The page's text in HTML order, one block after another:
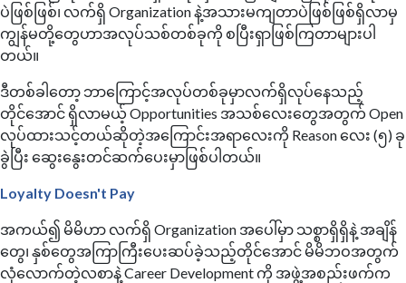
ပဲဖြစ်ဖြစ်၊ လက်ရှိ Organization နဲ့အသားမကျတာပဲဖြစ်ဖြစ်ရှိလာမှ
ကျွန်မတို့တွေဟာအလုပ်သစ်တစ်ခုကို စပြီးရှာဖြစ်ကြတာများပါ
တယ်။
ဒီတစ်ခါတော့ ဘာကြောင့်အလုပ်တစ်ခုမှာလက်ရှိလုပ်နေသည့်
တိုင်အောင် ရှိလာမယ့် Opportunities အသစ်လေးတွေအတွက် Open
လုပ်ထားသင့်တယ်ဆိုတဲ့အကြောင်းအရာလေးကို Reason လေး (၅) ခု
ခွဲပြီး ဆွေးနွေးတင်ဆက်ပေးမှာဖြစ်ပါတယ်။
​Loyalty Doesn't Pay
အကယ်၍ မိမိဟာ လက်ရှိ Organization အပေါ်မှာ သစ္စာရှိရှိနဲ့ အချိန်
တွေ၊ နှစ်တွေအကြာကြီးပေးဆပ်ခဲ့သည့်တိုင်အောင် မိမိဘဝအတွက်
လုံလောက်တဲ့လစာနဲ့ Career Development ကို အဖွဲ့အစည်းဖက်က